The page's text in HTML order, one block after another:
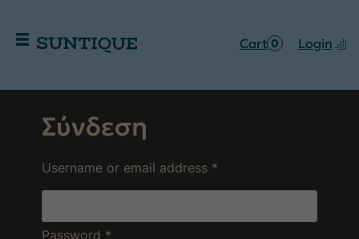
0
Cart Login
Σύνδεση
Username or email address *
Password *